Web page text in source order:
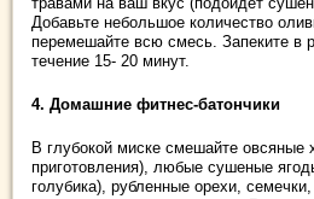
Добавьте небольшое количество
перемешайте всю смесь. Запеките в
течение 15- 20 минут.
4. Домашние фитнес-батончики
В глубокой миске смешайте овсяные
приготовления), любые сушеные
голубика), рубленные орехи,